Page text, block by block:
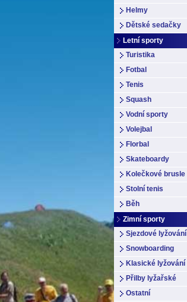
Helmy
Dětské sedačky
Letní sporty
Turistika
Fotbal
Tenis
Squash
Vodní sporty
Volejbal
Florbal
Skateboardy
Kolečkové brusle
Stolní tenis
Běh
Zimní sporty
Sjezdové lyžování
Snowboarding
Klasické lyžování
Přilby lyžařské
Ostatní